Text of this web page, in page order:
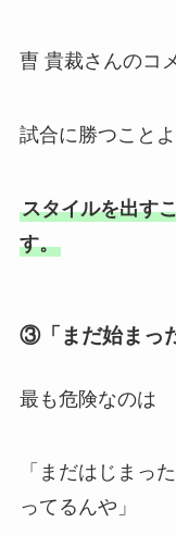
曺 貴裁さんのコ
試合に勝つこと
スタイルを出す
す。
③「まだ始まっ
最も危険なのは
「まだはじまっ
ってるんや」